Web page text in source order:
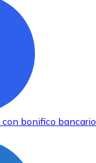
con bonifico bancario